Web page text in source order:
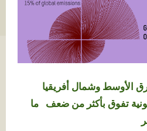
الأوسط وشمال أفريقيا
تفوق بأكثر من ضعف ما